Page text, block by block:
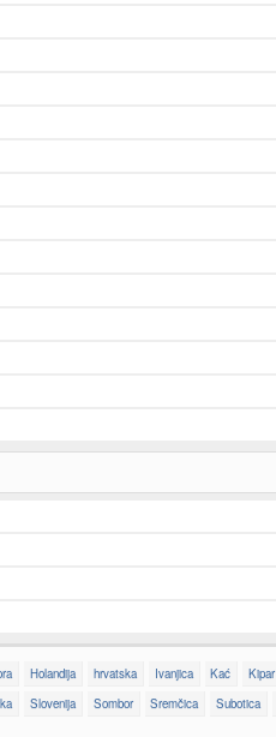
Holandija hrvatska Ivanjica Kać Kipar
Slovenija Sombor Sremčica Subotica